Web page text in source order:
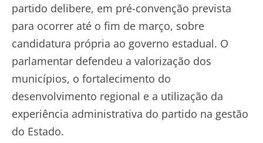
partido delibere, em pré-convenção prevista
para ocorrer até o fim de março, sobre
candidatura própria ao governo estadual. O
parlamentar defendeu a valorização dos
municípios, o fortalecimento do
desenvolvimento regional e a utilização da
experiência administrativa do partido na gestão
do Estado.